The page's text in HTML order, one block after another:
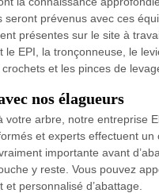
prévenus avec ces
présentes sur le site à
le EPI, la tronçonneuse, le
et les pinces de
nos élagueurs
votre arbre, notre entreprise
et experts effectuent
importante avant
y reste. Vous pouvez
personnalisé d’abattage.